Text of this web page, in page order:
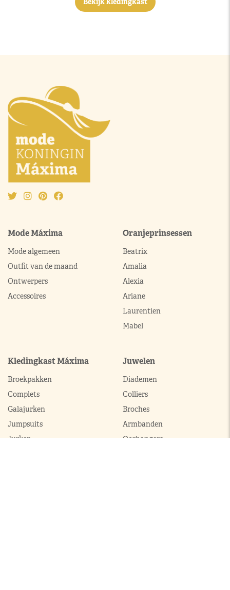
Mode Máxima
Mode algemeen
Outfit van de maand
Ontwerpers
Accessoires
Oranjeprinsessen
Beatrix
Amalia
Alexia
Ariane
Laurentien
Mabel
Kledingkast Máxima
Broekpakken
Complets
Galajurken
Jumpsuits
Jurken
Juwelen
Diademen
Colliers
Broches
Armbanden
Oorhangers